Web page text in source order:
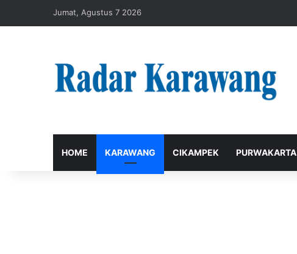
Jumat, Agustus 7 2026
HOME KARAWANG CIKAMPEK PURWAKARTA